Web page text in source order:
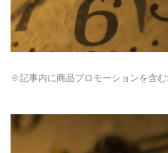
※記事内に商品プロモーションを含む